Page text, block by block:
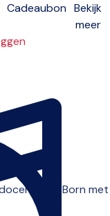
Cadeaubon Bekijk
meer
in Born met